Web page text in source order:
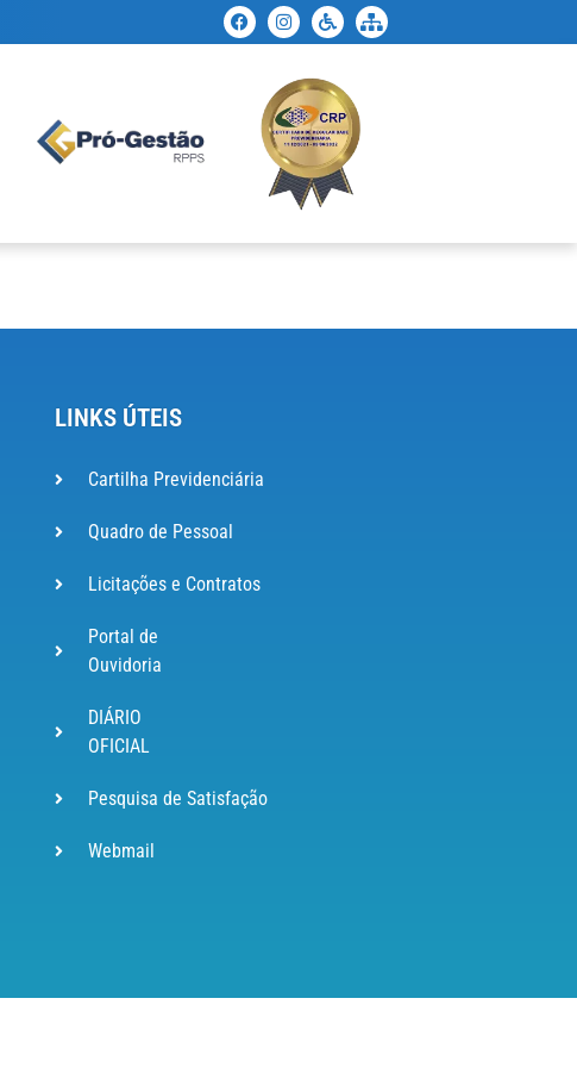
LINKS ÚTEIS
Cartilha Previdenciária
Quadro de Pessoal
Licitações e Contratos
Portal de
Ouvidoria
DIÁRIO
OFICIAL
Pesquisa de Satisfação
Webmail